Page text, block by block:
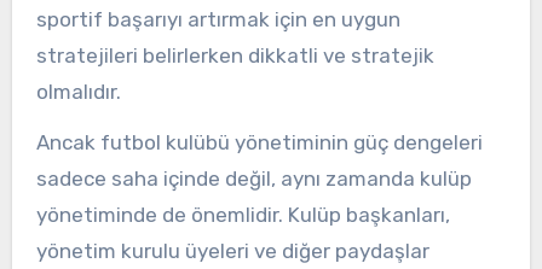
sportif başarıyı artırmak için en uygun
stratejileri belirlerken dikkatli ve stratejik
olmalıdır.
Ancak futbol kulübü yönetiminin güç dengeleri
sadece saha içinde değil, aynı zamanda kulüp
yönetiminde de önemlidir. Kulüp başkanları,
yönetim kurulu üyeleri ve diğer paydaşlar